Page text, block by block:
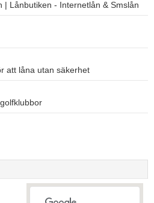
| Lånbutiken - Internetlån & Smslån
att låna utan säkerhet